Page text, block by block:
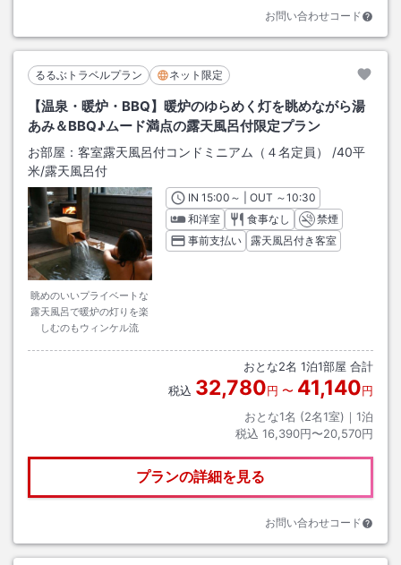
お問い合わせコード
るるぶトラベルプラン ネット限定
【温泉・暖炉・BBQ】暖炉のゆらめく灯を眺めながら湯
あみ＆BBQ♪ムード満点の露天風呂付限定プラン
お部屋： 客室露天風呂付コンドミニアム（４名定員） /40平
米/露天風呂付
眺めのいいプライベートな
露天風呂で暖炉の灯りを楽
しむのもウィンケル流
INチェックイン
15:00 ～ | OUT チェックアウト
～10:30
和洋室
食事なし
禁煙
事前支払い
露天風呂付き客室
おとな2名 1泊1部屋 合計
税込 32,780円 〜 41,140円
おとな1名 (2名1室)｜ 1泊
税込 16,390円〜20,570円
プランの詳細を見る
お問い合わせコード